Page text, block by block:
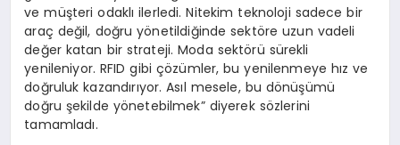
ve müşteri odaklı ilerledi. Nitekim teknoloji sadece bir
araç değil, doğru yönetildiğinde sektöre uzun vadeli
değer katan bir strateji. Moda sektörü sürekli
yenileniyor. RFID gibi çözümler, bu yenilenmeye hız ve
doğruluk kazandırıyor. Asıl mesele, bu dönüşümü
doğru şekilde yönetebilmek” diyerek sözlerini
tamamladı.